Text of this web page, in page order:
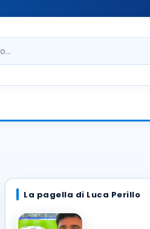
La pagella di Luca Perillo